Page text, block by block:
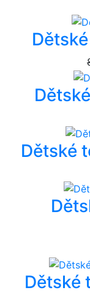
Dětské
Dětské